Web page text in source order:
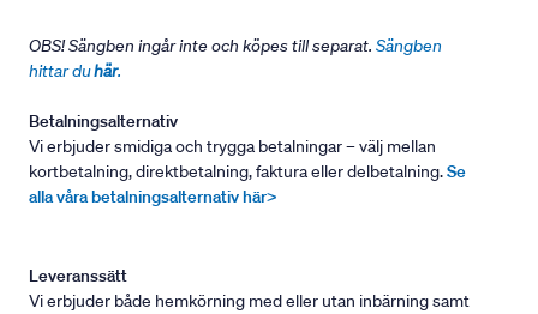
OBS! Sängben ingår inte och köpes till separat. Sängben
hittar duhär.
Betalningsalternativ
Vi erbjuder smidiga och trygga betalningar – välj mellan
kortbetalning, direktbetalning, faktura eller delbetalning.Se
alla våra betalningsalternativ här>
Leveranssätt
Vi erbjuder både hemkörning med eller utan inbärning samt